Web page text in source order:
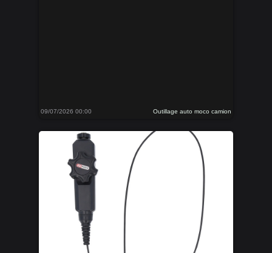
09/07/2026 00:00 Outillage auto moco camion